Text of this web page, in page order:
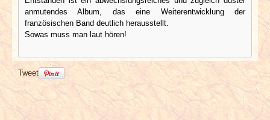
anmutendes Album, das eine Weiterentwicklung der
französischen Band deutlich herausstellt.
Sowas muss man laut hören!
Tweet